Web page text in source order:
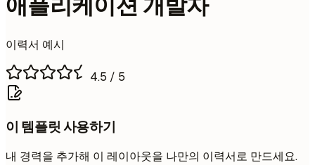
이력서 예시
4.5 / 5
이 템플릿 사용하기
내 경력을 추가해 이 레이아웃을 나만의 이력서로 만드세요.